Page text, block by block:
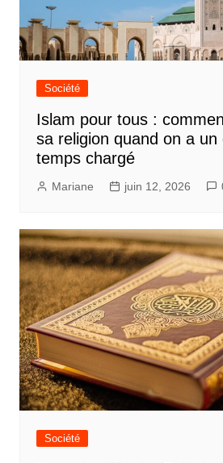
Société
Islam pour tous :
sa religion quand on a un
temps chargé
Mariane juin 12, 2026
Société